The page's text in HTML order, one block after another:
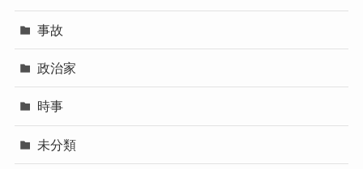
事故
政治家
時事
未分類